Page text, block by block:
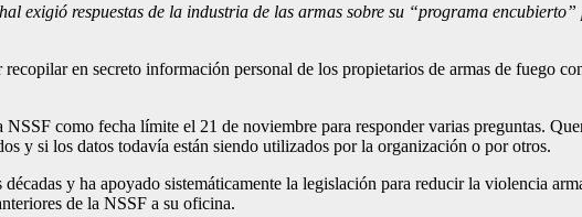
exigió respuestas de la industria de las armas sobre su “programa
en secreto información personal de los propietarios de armas de fuego
como fecha límite el 21 de noviembre para responder varias preguntas.
y si los datos todavía están siendo utilizados por la organización o por otros.
y ha apoyado sistemáticamente la legislación para reducir la violencia
de la NSSF a su oficina.